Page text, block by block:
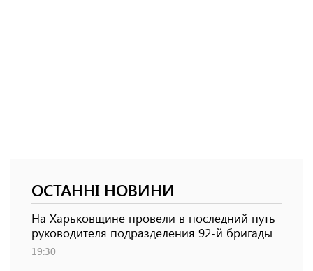
ОСТАННІ НОВИНИ
На Харьковщине провели в последний путь
руководителя подразделения 92-й бригады
19:30